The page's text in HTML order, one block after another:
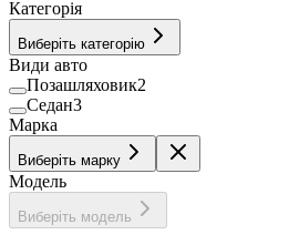
Категорія
Виберіть категорію
Види авто
Позашляховик2
Седан3
Марка
Виберіть марку
Модель
Виберіть модель